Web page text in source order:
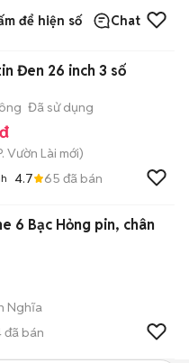
để hiện số Chat
Đen 26 inch 3 số
Đã sử dụng
Vườn Lài mới)
4.7 65 đã bán
6 Bạc Hỏng pin, chân
Nghĩa
đã bán